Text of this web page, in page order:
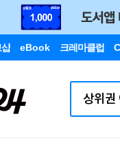
eBook 크레마클럽